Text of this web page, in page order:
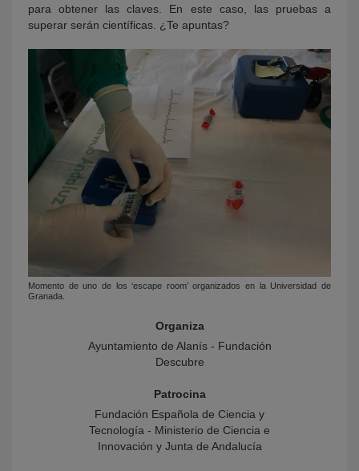
para obtener las claves. En este caso, las pruebas a
superar serán científicas. ¿Te apuntas?
Momento de uno de los ‘escape room’ organizados en la Universidad de
Granada.
Organiza
Ayuntamiento de Alanís - Fundación
Descubre
Patrocina
Fundación Española de Ciencia y
Tecnología - Ministerio de Ciencia e
Innovación y Junta de Andalucía